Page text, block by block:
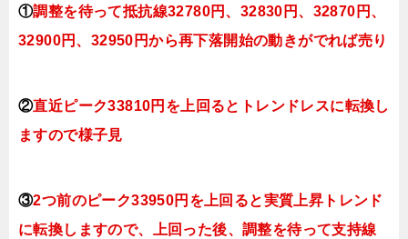
①調整を待って抵抗線32780円、32830円、32870円、
32900円、32950円から再下落開始の動きがでれば売り
②直近ピーク33810円を上回るとトレンドレスに転換し
ますので様子見
③2つ前のピーク33950円を上回ると実質上昇トレンド
に転換し ますので、上回った後、調整を待って支持線